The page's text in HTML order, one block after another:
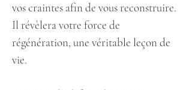
vos craintes afin de vous reconstruire.
Il révèlera votre force de
régénération, une véritable leçon de
vie.